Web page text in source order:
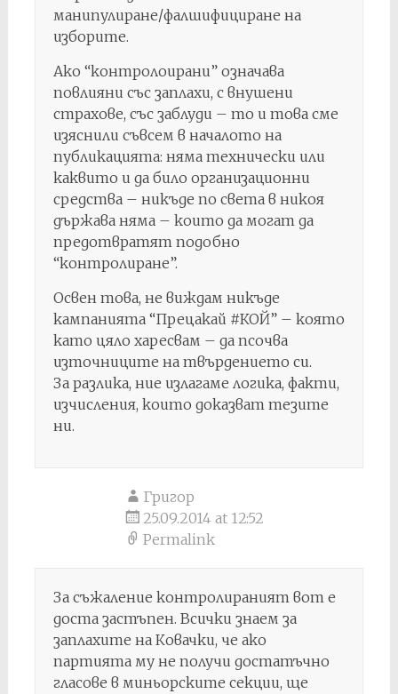
манипулиране/фалшифициране на
изборите.
Ако “контролоирани” означава
повлияни със заплахи, с внушени
страхове, със заблуди – то и това сме
изяснили съвсем в началото на
публикацията: няма технически или
каквито и да било организационни
средства – никъде по света в никоя
държава няма – които да могат да
предотвратят подобно
“контролиране”.
Освен това, не виждам никъде
кампанията “Прецакай #КОЙ” – която
като цяло харесвам – да псочва
източниците на твърдението си.
За разлика, ние излагаме логика, факти,
изчисления, които доказват тезите
ни.
Григор
25.09.2014 at 12:52
Permalink
За съжаление контролираният вот е
доста застъпен. Всички знаем за
заплахите на Ковачки, че ако
партията му не получи достатъчно
гласове в миньорските секции, ще